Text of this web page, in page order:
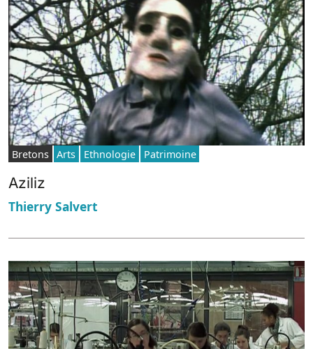
Bretons Arts Ethnologie Patrimoine
Aziliz
Thierry Salvert